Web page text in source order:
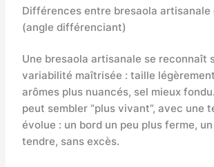
Différences entre bresaola
(angle différenciant)
Une bresaola artisanale se reconnaît
variabilité maîtrisée : taille
arômes plus nuancés, sel mieux
peut sembler “plus vivant”, avec une
évolue : un bord un peu plus ferme,
tendre, sans excès.